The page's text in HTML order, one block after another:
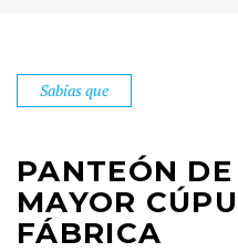
Sabías que
PANTEÓN
MAYOR
FÁBRICA